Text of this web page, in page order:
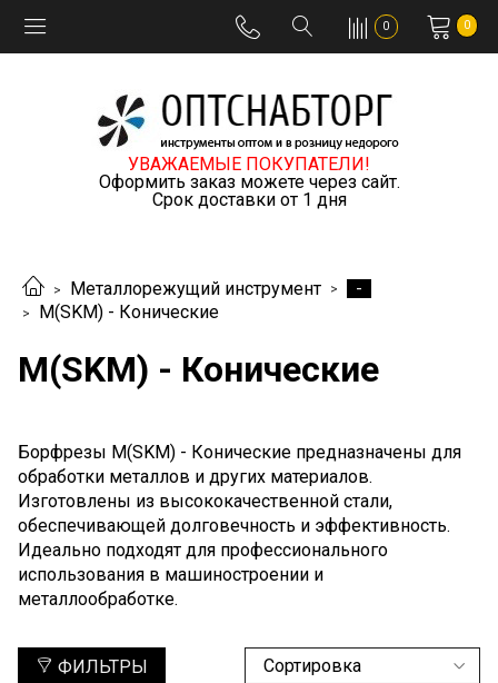
0 0
УВАЖАЕМЫЕ ПОКУПАТЕЛИ!
Оформить заказ можете через сайт.
Срок доставки от 1 дня
Металлорежущий инструмент
-
M(SKM) - Конические
M(SKM) - Конические
Борфрезы M(SKM) - Конические предназначены для
обработки металлов и других материалов.
Изготовлены из высококачественной стали,
обеспечивающей долговечность и эффективность.
Идеально подходят для профессионального
использования в машиностроении и
металлообработке.
ФИЛЬТРЫ